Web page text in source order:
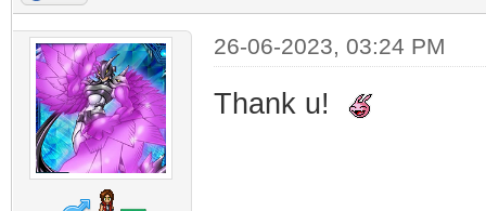
26-06-2023, 03:24 PM
Thank u!